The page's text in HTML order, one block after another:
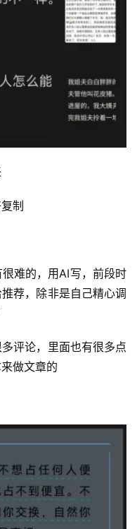
制
难的，用AI写，前段时
荐，除非是自己精心调
评论，里面也有很多点
做文章的